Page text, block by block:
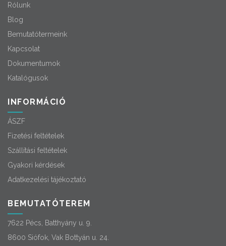
Rólunk
Blog
Bemutatótermeink
Kapcsolat
Dokumentumok
Katalógusok
INFORMÁCIÓ
ÁSZF
Fizetési feltételek
Szállítási feltételek
Gyakori kérdések
Adatkezelési tájékoztató
BEMUTATÓTEREM
7622 Pécs, Batthyány u. 9.
8600 Siófok, Vak Bottyán u. 24.